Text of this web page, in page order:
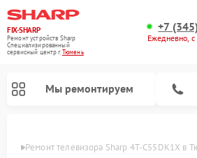
FIX-SHARP
Ремонт устройств Sharp
Специализированный
cервисный центр г.Тюмень
+7
Ежедневно,
Мы ремонтируем
Ремонт телевизора Sharp 4T-C55DK1X в